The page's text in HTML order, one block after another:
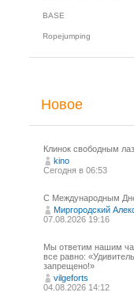
BASE
Ropejumping
Новое
Клинок свободным
kino
Сегодня в 06:53
С Международным
Миргородский
07.08.2026 19:16
Мы ответим нашим
все равно:
запрещено!»
vilgeforts
04.08.2026 14:12